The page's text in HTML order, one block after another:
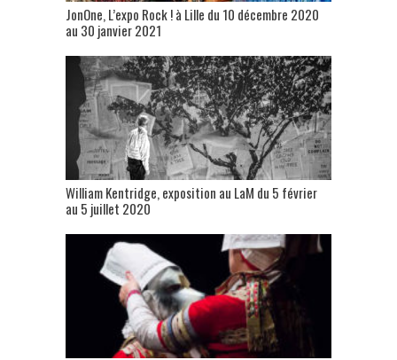
JonOne, L’expo Rock ! à Lille du 10 décembre 2020
au 30 janvier 2021
William Kentridge, exposition au LaM du 5 février
au 5 juillet 2020